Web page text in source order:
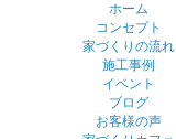
ホーム
コンセプト
家づくりの流れ
施工事例
イベント
ブログ
お客様の声